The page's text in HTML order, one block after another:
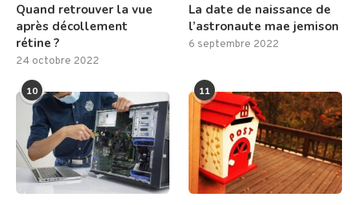
Quand retrouver la vue
après décollement
rétine ?
24 octobre 2022
La date de naissance de
l’astronaute mae jemison
6 septembre 2022
10 11